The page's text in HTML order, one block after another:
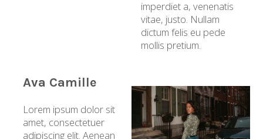
imperdiet a, venenatis
vitae, justo. Nullam
dictum felis eu pede
mollis pretium.
Ava Camille
Lorem ipsum dolor sit
amet, consectetuer
adipiscing elit. Aenean